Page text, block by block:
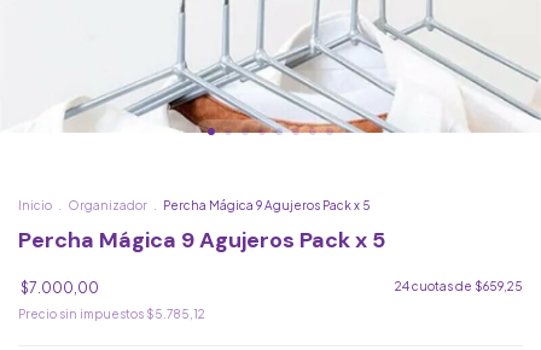
Inicio Organizador Percha Mágica 9 Agujeros Pack x 5
Percha Mágica 9 Agujeros Pack x 5
$7.000,00 24cuotas de $659,25
Precio sin impuestos $5.785,12